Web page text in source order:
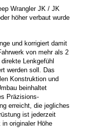
Wrangler JK / JK
höher verbaut wurde
und korrigiert damit
von mehr als 2
Lenkgefühl
werden soll. Das
Konstruktion und
beinhaltet
Präzisions-
erreicht, die jegliches
ist jederzeit
originaler Höhe